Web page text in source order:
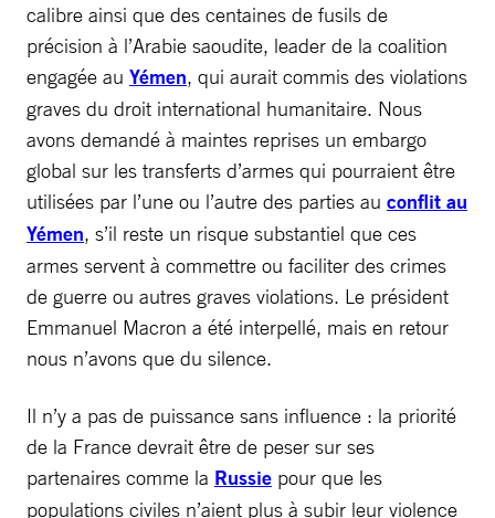
calibre ainsi que des centaines de fusils de
précision à l’Arabie saoudite, leader de la coalition
engagée au Yémen, qui aurait commis des violations
graves du droit international humanitaire. Nous
avons demandé à maintes reprises un embargo
global sur les transferts d’armes qui pourraient être
utilisées par l’une ou l’autre des parties au conflit au
Yémen, s’il reste un risque substantiel que ces
armes servent à commettre ou faciliter des crimes
de guerre ou autres graves violations. Le président
Emmanuel Macron a été interpellé, mais en retour
nous n’avons que du silence.
Il n’y a pas de puissance sans influence : la priorité
de la France devrait être de peser sur ses
partenaires comme la Russie pour que les
populations civiles n’aient plus à subir leur violence